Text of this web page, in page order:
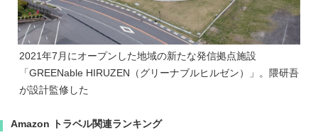
2021年7月にオープンした地域の新たな発信拠点施設
「GREENable HIRUZEN（グリーナブルヒルゼン）」。隈研吾
が設計監修した
Amazon トラベル関連ランキング